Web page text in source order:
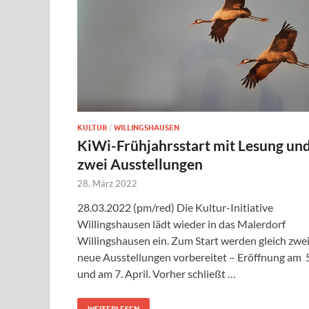
KULTUR / WILLINGSHAUSEN
KiWi-Frühjahrsstart mit Lesung
zwei Ausstellungen
28. März 2022
28.03.2022 (pm/red) Die Kultur-Initiative
Willingshausen lädt wieder in das Malerdorf
Willingshausen ein. Zum Start werden gleich zwei
neue Ausstellungen vorbereitet – Eröffnung am
und am 7. April. Vorher schließt …